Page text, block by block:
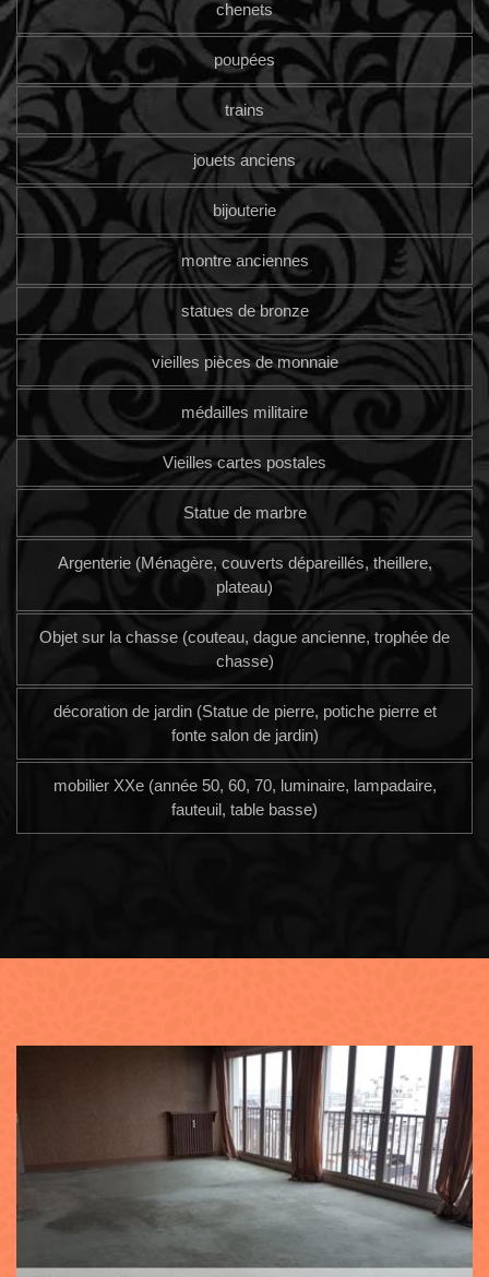
chenets
poupées
trains
jouets anciens
bijouterie
montre anciennes
statues de bronze
vieilles pièces de monnaie
médailles militaire
Vieilles cartes postales
Statue de marbre
Argenterie (Ménagère, couverts dépareillés, theillere,
plateau)
Objet sur la chasse (couteau, dague ancienne, trophée de
chasse)
décoration de jardin (Statue de pierre, potiche pierre et
fonte salon de jardin)
mobilier XXe (année 50, 60, 70, luminaire, lampadaire,
fauteuil, table basse)